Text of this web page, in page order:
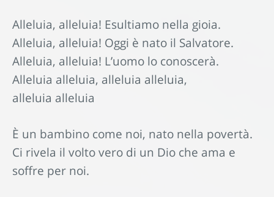
Alleluia, alleluia! Esultiamo nella gioia.
Alleluia, alleluia! Oggi è nato il Salvatore.
Alleluia, alleluia! L’uomo lo conoscerà.
Alleluia alleluia, alleluia alleluia,
alleluia alleluia
È un bambino come noi, nato nella povertà.
Ci rivela il volto vero di un Dio che ama e
soffre per noi.